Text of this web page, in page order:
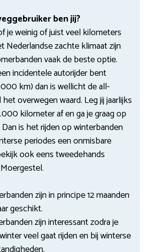
ben jij?
je weinig of juist veel kilometers
Nederlandse zachte klimaat zijn
vaak de beste optie.
incidentele autorijder bent
km) dan is wellicht de all-
overwegen waard. Leg jij jaarlijks
kilometer af en ga je graag op
is het rijden op winterbanden
periodes een onmisbare
ook eens tweedehands
zijn in principe 12 maanden
geschikt.
zijn interessant zodra je
veel gaat rijden en bij winterse